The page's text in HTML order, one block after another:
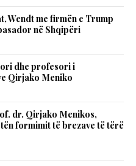
Wendt me firmën e Trump
në Shqipëri
dhe profesori i
Qirjako Meniko
dr. Qirjako Menikos,
formimit të brezave të tërë